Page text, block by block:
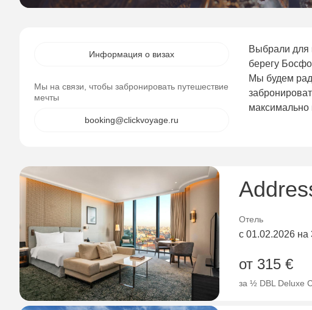
Информация о визах
Мы на связи, чтобы забронировать путешествие
мечты
booking@clickvoyage.ru
Выбрали для
берегу
Мы будем
Отель
с 01.02.2026 на
от 315 €
за ½ DBL Deluxe